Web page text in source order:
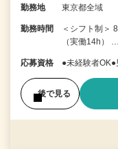
勤務地 東京都全域
勤務時間
＜シフト制＞
（実働14h） …
応募資格 ●未経験者
後で見る